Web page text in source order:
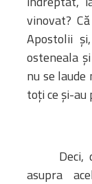
CONTACT
vinovat?
Apostolii
osteneala
nu se
toţi ce şi-au
Deci,
asupra